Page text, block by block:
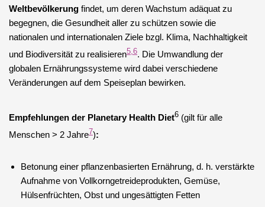
Weltbevölkerung findet, um deren Wachstum adäquat zu
begegnen, die Gesundheit aller zu schützen sowie die
nationalen und internationalen Ziele bzgl. Klima, Nachhaltigkeit
und Biodiversität zu realisieren5,6. Die Umwandlung der
globalen Ernährungssysteme wird dabei verschiedene
Veränderungen auf dem Speiseplan bewirken.
Empfehlungen der Planetary Health Diet6 (gilt für alle
Menschen > 2 Jahre7):
Betonung einer pflanzenbasierten Ernährung, d. h. verstärkte
Aufnahme von Vollkorngetreideprodukten, Gemüse,
Hülsenfrüchten, Obst und ungesättigten Fetten